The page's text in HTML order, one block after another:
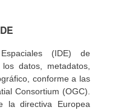
(IDE) de
datos, metadatos,
conforme a las
Consortium (OGC).
la directiva Europea